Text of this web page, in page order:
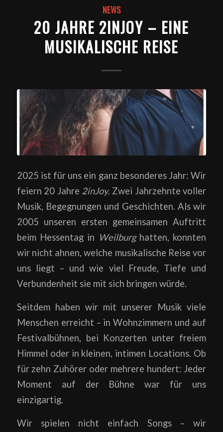
NEWS
20 JAHRE 2INJOY – EINE
MUSIKALISCHE REISE
2025 ist für uns ein ganz besonderes Jahr: Wir
feiern 20 Jahre 2inJoy. Zwei Jahrzehnte voller
Musik, Begegnungen und Geschichten. Als wir
2005 unseren ersten gemeinsamen Auftritt
beim Hessentag in Weilburghatten, konnten
wir nicht ahnen, welche musikalische Reise vor
uns liegt – und wie viel Freude, Tiefe und
Verbundenheit sie mit sich bringen würde.
Seitdem haben wir mit unserer Musik viele
Menschen erreicht – in Wohnzimmern und auf
Festivalbühnen, bei Konzerten unter freiem
Himmel oder in kleinen, intimen Locations. Ob
für zehn Zuhörer oder mehrere hundert: Jeder
Moment auf der Bühne war für uns
einzigartig.
Wir spielen nicht einfach Songs – wir